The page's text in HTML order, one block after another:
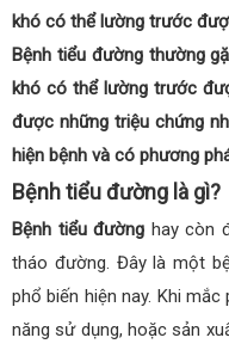
khó có thể lường trước
Bệnh tiểu đường thường
khó có thể lường trước
được những triệu chứng
hiện bệnh và có phương
Bệnh tiểu đường là gì?
Bệnh tiểu đường hay còn
tháo đường. Đây là một
phổ biến hiện nay. Khi
năng sử dụng, hoặc sản